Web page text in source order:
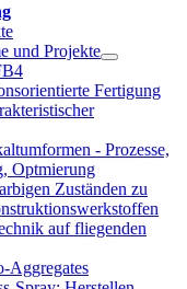
und Projekte
Fertigung
- Prozesse,
Optmierung
Zuständen zu
auf fliegenden
Aggregates